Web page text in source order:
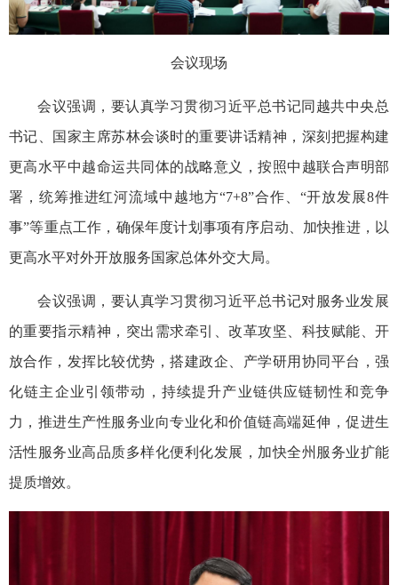
会议现场
会议强调，要认真学习贯彻习近平总书记同越共中央总
书记、国家主席苏林会谈时的重要讲话精神，深刻把握构建
更高水平中越命运共同体的战略意义，按照中越联合声明部
署，统筹推进红河流域中越地方“7+8”合作、“开放发展8件
事”等重点工作，确保年度计划事项有序启动、加快推进，以
更高水平对外开放服务国家总体外交大局。
会议强调，要认真学习贯彻习近平总书记对服务业发展
的重要指示精神，突出需求牵引、改革攻坚、科技赋能、开
放合作，发挥比较优势，搭建政企、产学研用协同平台，强
化链主企业引领带动，持续提升产业链供应链韧性和竞争
力，推进生产性服务业向专业化和价值链高端延伸，促进生
活性服务业高品质多样化便利化发展，加快全州服务业扩能
提质增效。